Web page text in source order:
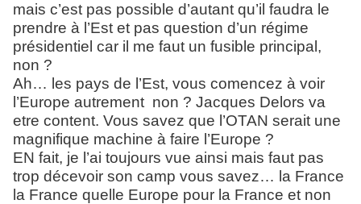
mais c’est pas possible d’autant qu’il faudra le
prendre à l’Est et pas question d’un régime
présidentiel car il me faut un fusible principal,
non ?
Ah… les pays de l’Est, vous comencez à voir
l’Europe autrement non ? Jacques Delors va
etre content. Vous savez que l’OTAN serait une
magnifique machine à faire l’Europe ?
EN fait, je l’ai toujours vue ainsi mais faut pas
trop décevoir son camp vous savez… la France
la France quelle Europe pour la France et non